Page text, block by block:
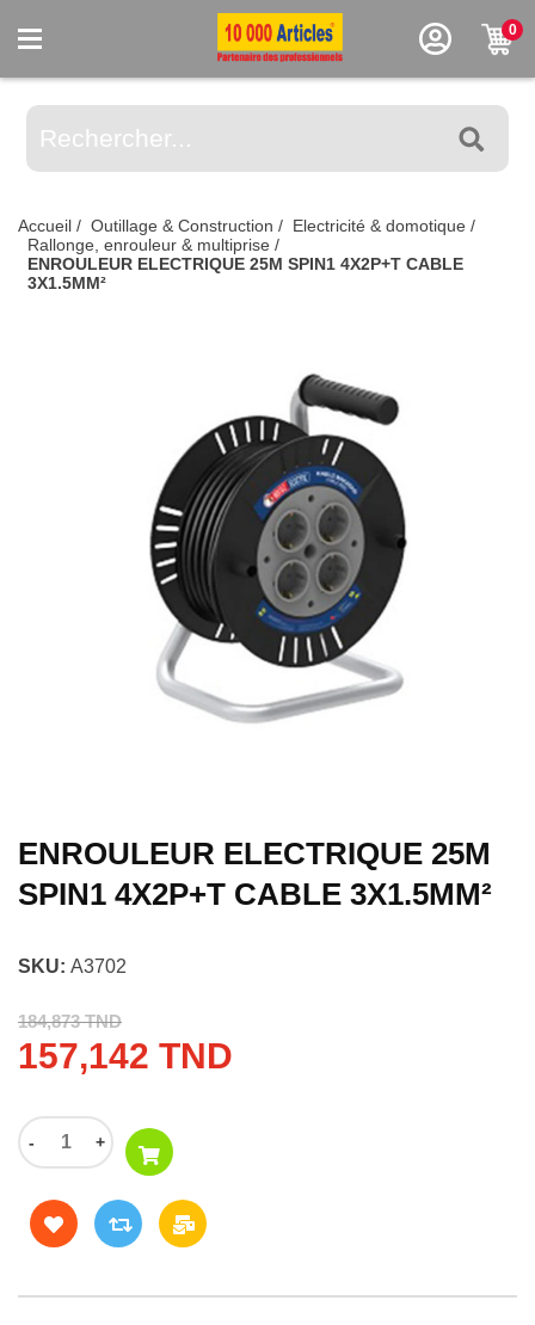
0
Accueil / Outillage & Construction / Electricité & domotique /
Rallonge, enrouleur & multiprise /
ENROULEUR ELECTRIQUE 25M SPIN1 4X2P+T CABLE
3X1.5MM²
ENROULEUR ELECTRIQUE 25M
SPIN1 4X2P+T CABLE 3X1.5MM²
SKU: A3702
184,873 TND
157,142 TND
- +